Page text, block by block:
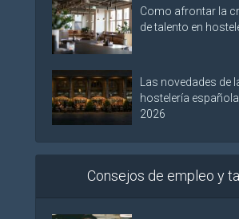
Como afrontar la
de talento en
Las novedades de
hostelería
2026
Consejos de empleo y